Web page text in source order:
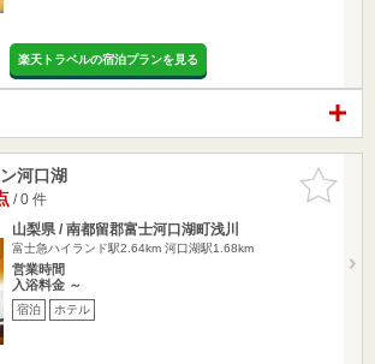
楽天トラベルの宿泊プランを見る
お気に入
りに追加
河口湖
/ 0 件
山梨県 / 南都留郡富士河口湖町浅川
富士急ハイランド駅2.64km 河口湖駅1.68km
営業時間
入浴料金 ～
宿泊 ホテル